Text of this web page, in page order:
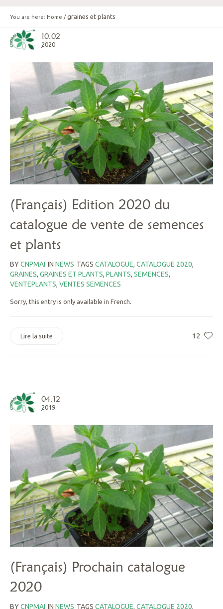
You are here: Home / graines et plants
10.02
2020
(Français) Edition 2020 du
catalogue de vente de semences
et plants
BYCNPMAI IN NEWS TAGS CATALOGUE, CATALOGUE 2020,
GRAINES, GRAINES ET PLANTS, PLANTS, SEMENCES,
VENTEPLANTS, VENTES SEMENCES
Sorry, this entry is only available in French.
12
Lire la suite
04.12
2019
(Français) Prochain catalogue
2020
BYCNPMAI IN NEWS TAGS CATALOGUE, CATALOGUE 2020,